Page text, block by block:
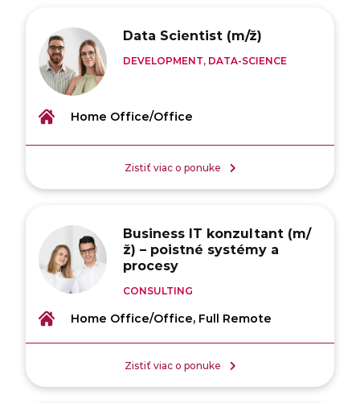
Data Scientist (m/ž)
DEVELOPMENT, DATA-SCIENCE
Home Office/Office
Zistiť viac o ponuke
Business IT konzultant (m/
ž) – poistné systémy a
procesy
CONSULTING
Home Office/Office, Full Remote
Zistiť viac o ponuke